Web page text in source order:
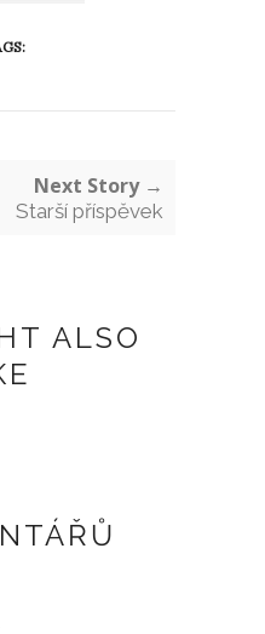
Next Story →
Starší příspěvek
ALSO